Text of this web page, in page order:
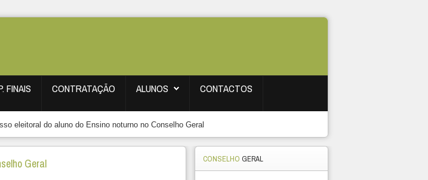
FINAIS CONTRATAÇÃO ALUNOS CONTACTOS
eleitoral do aluno do Ensino noturno no Conselho Geral
Geral CONSELHO GERAL